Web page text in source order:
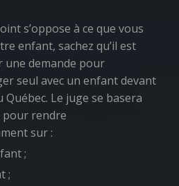
s’oppose à ce que vous
enfant, sachez qu’il est
une demande pour
seul avec un enfant devant
Le juge se basera
rendre
sur :
;
;